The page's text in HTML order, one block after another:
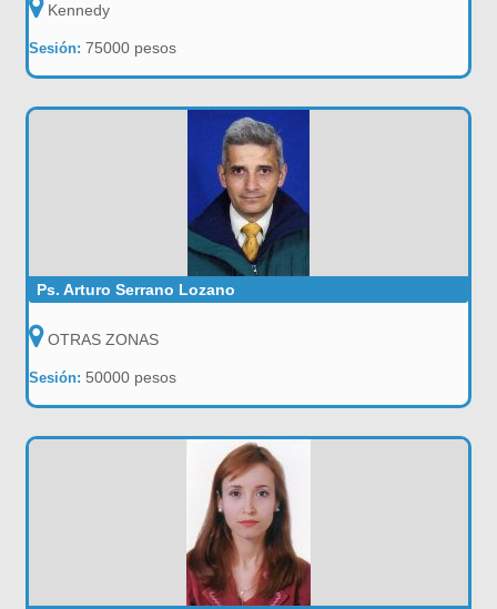
Kennedy
Sesión:75000 pesos
Ps. Arturo Serrano Lozano
OTRAS ZONAS
Sesión: 50000 pesos